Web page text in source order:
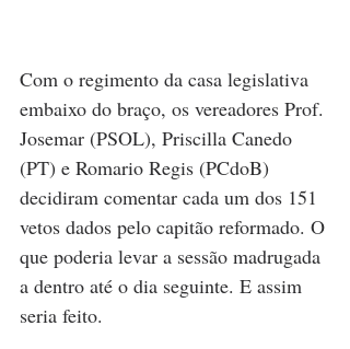
Com o regimento da casa legislativa
embaixo do braço, os vereadores Prof.
Josemar (PSOL), Priscilla Canedo
(PT) e Romario Regis (PCdoB)
decidiram comentar cada um dos 151
vetos dados pelo capitão reformado. O
que poderia levar a sessão madrugada
a dentro até o dia seguinte. E assim
seria feito.